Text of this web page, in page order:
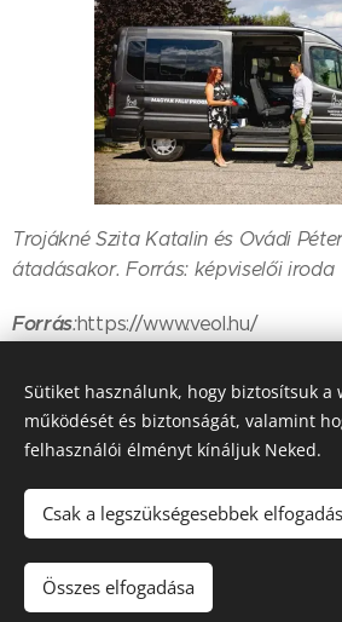
Trojákné Szita Katalin és Ovádi
átadásakor. Forrás: képviselői iroda
Forrás:https://www.veol.hu/
2022. Szápár Község Önkormányzata ©
Sütiket használunk, hogy biztosítsuk a
működését és biztonságát, valamint
felhasználói élményt kínáljuk Neked.
Csak a legszükségesebbek
Összes elfogadása